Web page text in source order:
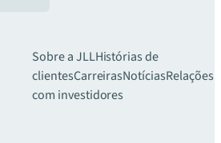
Sobre a JLLHistórias de
clientesCarreirasNotíciasRelações
com investidores